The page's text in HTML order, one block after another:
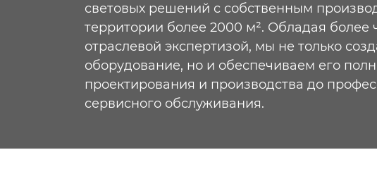
световых решений с собственным
территории более 2000 м². Обладая более
отраслевой экспертизой, мы не только
оборудование, но и обеспечиваем его
проектирования и производства до
сервисного обслуживания.